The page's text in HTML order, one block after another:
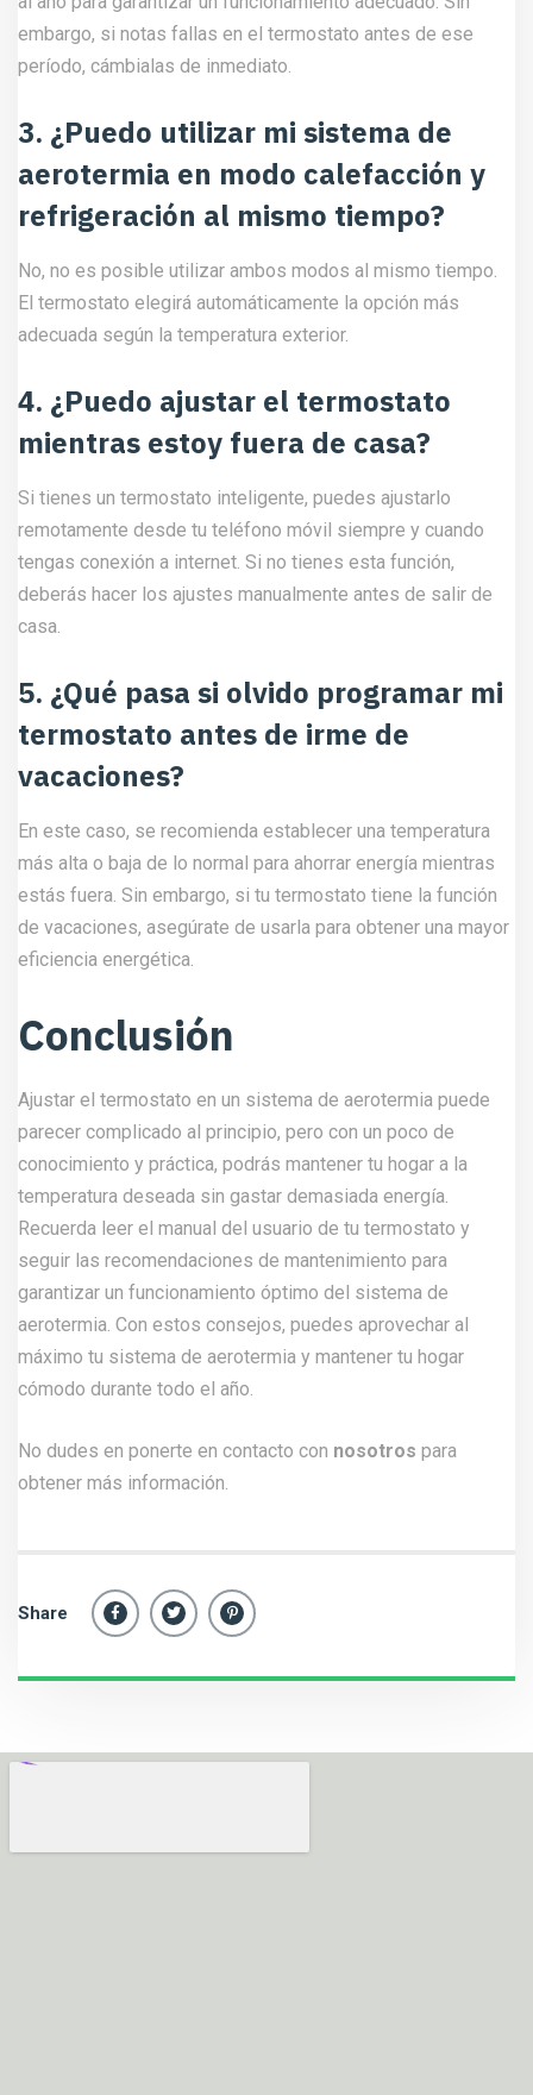
embargo, si notas fallas en el termostato antes de ese
período, cámbialas de inmediato.
3. ¿Puedo utilizar mi sistema de
aerotermia en modo calefacción y
refrigeración al mismo tiempo?
No, no es posible utilizar ambos modos al mismo tiempo.
El termostato elegirá automáticamente la opción más
adecuada según la temperatura exterior.
4. ¿Puedo ajustar el termostato
mientras estoy fuera de casa?
Si tienes un termostato inteligente, puedes ajustarlo
remotamente desde tu teléfono móvil siempre y cuando
tengas conexión a internet. Si no tienes esta función,
deberás hacer los ajustes manualmente antes de salir de
casa.
5. ¿Qué pasa si olvido programar mi
termostato antes de irme de
vacaciones?
En este caso, se recomienda establecer una temperatura
más alta o baja de lo normal para ahorrar energía mientras
estás fuera. Sin embargo, si tu termostato tiene la función
de vacaciones, asegúrate de usarla para obtener una mayor
eficiencia energética.
Conclusión
Ajustar el termostato en un sistema de aerotermia puede
parecer complicado al principio, pero con un poco de
conocimiento y práctica, podrás mantener tu hogar a la
temperatura deseada sin gastar demasiada energía.
Recuerda leer el manual del usuario de tu termostato y
seguir las recomendaciones de mantenimiento para
garantizar un funcionamiento óptimo del sistema de
aerotermia. Con estos consejos, puedes aprovechar al
máximo tu sistema de aerotermia y mantener tu hogar
cómodo durante todo el año.
No dudes en ponerte en contacto con nosotros para
obtener más información.
Share